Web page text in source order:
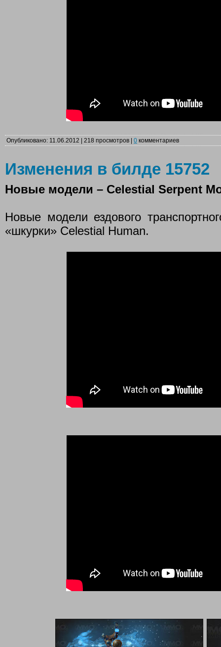
Опубликовано: 11.06.2012 | 218 просмотров | 0 комментариев
Изменения в билде 15752
Новые модели – Celestial Serpent
Новые модели ездового
«шкурки» Celestial Human.